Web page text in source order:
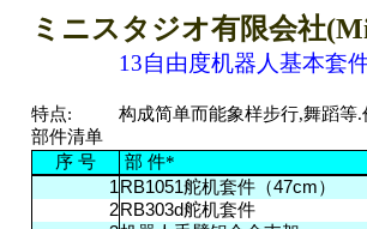
ミニスタジオ有限会社
13自由度机器人基本套
特点: 构成简单而能象样步行,舞蹈等.
部件清单
序 号
部 件*
1 RB1051舵机套件（47cm）
2RB303d舵机套件